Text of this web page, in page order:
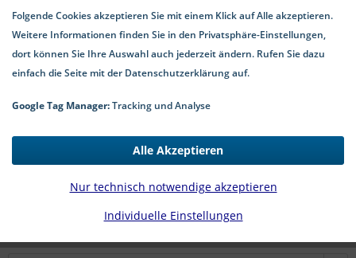
0,17 € *
zzgl. Versandkosten
Folgende Cookies akzeptieren Sie mit einem Klick auf Alle akzeptieren.
Weitere Informationen finden Sie in den Privatsphäre-Einstellungen,
dort können Sie Ihre Auswahl auch jederzeit ändern. Rufen Sie dazu
einfach die Seite mit der Datenschutzerklärung auf.
Google Tag Manager:Tracking und Analyse
Individuelle Einstellungen
Nur technisch notwendige akzeptieren
Alle Akzeptieren